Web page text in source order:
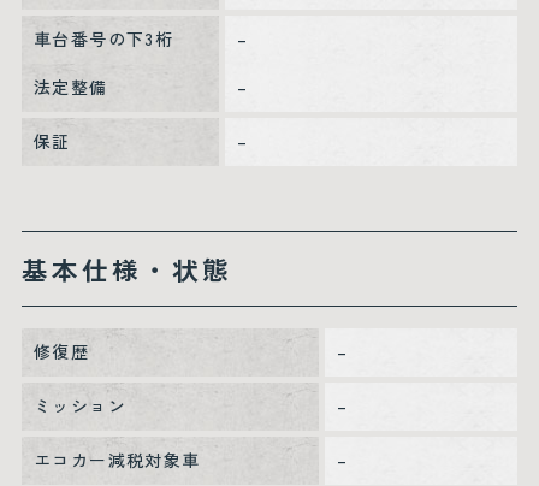
車台番号の下3桁
–
法定整備
–
保証 –
基本仕様・状態
修復歴 –
ミッション –
エコカー減税対象車 –